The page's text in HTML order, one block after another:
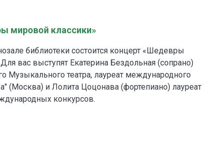
мировой классики»
библиотеки состоится концерт «Шедевры
вас выступят Екатерина Бездольная (сопрано)
Музыкального театра, лауреат международного
(Москва) и Лолита Цоцонава (фортепиано) лауреат
конкурсов.